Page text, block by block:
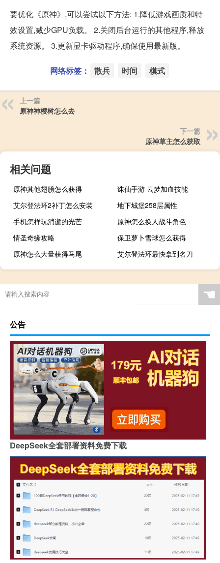
要优化《原神》,可以尝试以下方法: 1.降低游戏画质和特
效设置,减少GPU负载。 2.关闭后台运行的其他程序,释放
系统资源。 3.更新显卡驱动程序,确保使用最新版。
网络标签： 散兵 时间 模式
上一篇
原神神樱树怎么去
下一篇
原神草主怎么获取
相关问题
原神其他翅膀怎么获得
诛仙手游 云梦加血技能
艾尔登法环2补丁怎么安装
地下城堡258层属性
手机怎样玩消逝的光芒
原神怎么换人战斗角色
情圣奇缘攻略
保卫萝卜雪球怎么获得
原神怎么大量获得马尾
艾尔登法环最快拿到名刀
☚
公告
DeepSeek全套部署资料免费下载